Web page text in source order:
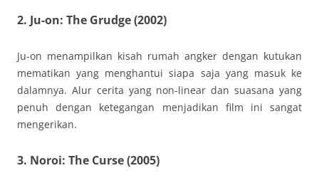
2. Ju-on: The Grudge (2002)
Ju-on menampilkan kisah rumah angker dengan kutukan
mematikan yang menghantui siapa saja yang masuk ke
dalamnya. Alur cerita yang non-linear dan suasana yang
penuh dengan ketegangan menjadikan film ini sangat
mengerikan.
3. Noroi: The Curse (2005)